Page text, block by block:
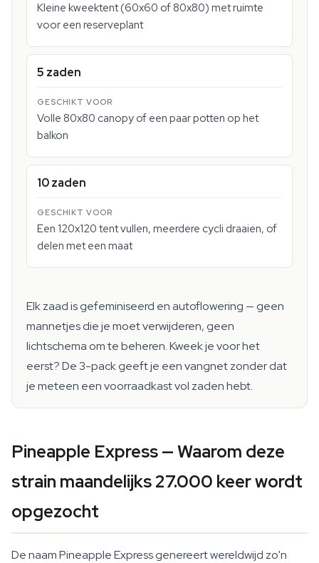
Kleine kweektent (60x60 of 80x80) met ruimte
voor een reserveplant
5 zaden
Volle 80x80 canopy of een paar potten op het
balkon
10 zaden
Een 120x120 tent vullen, meerdere cycli draaien, of
delen met een maat
Elk zaad is gefeminiseerd en autoflowering — geen
mannetjes die je moet verwijderen, geen
lichtschema om te beheren. Kweek je voor het
eerst? De 3-pack geeft je een vangnet zonder dat
je meteen een voorraadkast vol zaden hebt.
Pineapple Express — Waarom deze
strain maandelijks 27.000 keer wordt
opgezocht
De naam Pineapple Express genereert wereldwijd zo'n